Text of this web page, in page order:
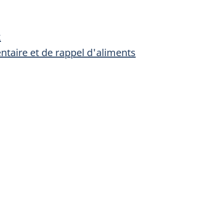
et de rappel d'aliments